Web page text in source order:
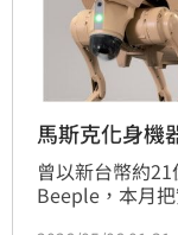
馬斯克化身
曾以新台幣約
Beeple，本月